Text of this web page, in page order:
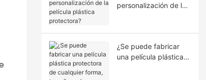
personalización de la
¿Se puede fabricar
una película plástica